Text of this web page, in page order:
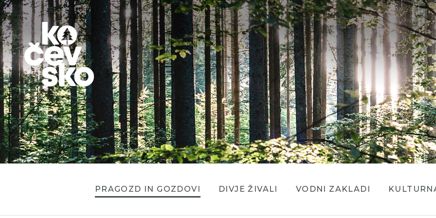
PRAGOZD IN GOZDOVI DIVJE ŽIVALI VODNI ZAKLADI